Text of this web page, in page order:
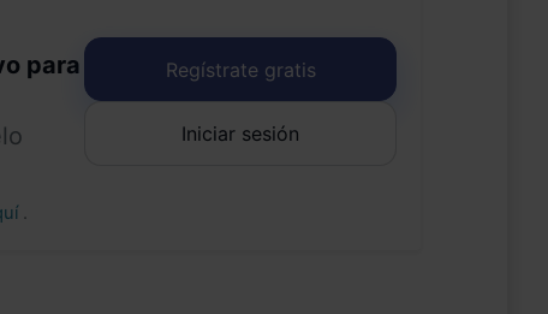
para
.
Regístrate gratis
Iniciar sesión